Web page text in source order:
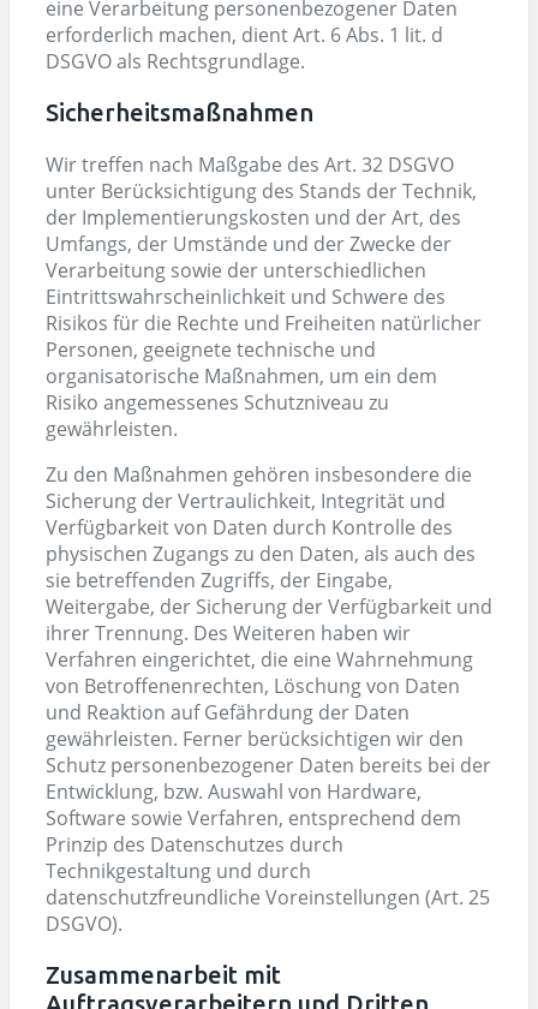
eine Verarbeitung personenbezogener Daten
erforderlich machen, dient Art. 6 Abs. 1 lit. d
DSGVO als Rechtsgrundlage.
Sicherheitsmaßnahmen
Wir treffen nach Maßgabe des Art. 32 DSGVO
unter Berücksichtigung des Stands der Technik,
der Implementierungskosten und der Art, des
Umfangs, der Umstände und der Zwecke der
Verarbeitung sowie der unterschiedlichen
Eintrittswahrscheinlichkeit und Schwere des
Risikos für die Rechte und Freiheiten natürlicher
Personen, geeignete technische und
organisatorische Maßnahmen, um ein dem
Risiko angemessenes Schutzniveau zu
gewährleisten.
Zu den Maßnahmen gehören insbesondere die
Sicherung der Vertraulichkeit, Integrität und
Verfügbarkeit von Daten durch Kontrolle des
physischen Zugangs zu den Daten, als auch des
sie betreffenden Zugriffs, der Eingabe,
Weitergabe, der Sicherung der Verfügbarkeit und
ihrer Trennung. Des Weiteren haben wir
Verfahren eingerichtet, die eine Wahrnehmung
von Betroffenenrechten, Löschung von Daten
und Reaktion auf Gefährdung der Daten
gewährleisten. Ferner berücksichtigen wir den
Schutz personenbezogener Daten bereits bei der
Entwicklung, bzw. Auswahl von Hardware,
Software sowie Verfahren, entsprechend dem
Prinzip des Datenschutzes durch
Technikgestaltung und durch
datenschutzfreundliche Voreinstellungen (Art. 25
DSGVO).
Zusammenarbeit mit